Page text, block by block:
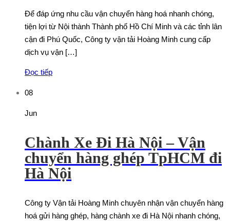
Để đáp ứng nhu cầu vận chuyển hàng hoá nhanh chóng,
tiện lợi từ Nội thành Thành phố Hồ Chí Minh và các tỉnh lân
cận đi Phú Quốc, Công ty vận tải Hoàng Minh cung cấp
dịch vụ vận […]
Đọc tiếp
08
Jun
Chành Xe Đi Hà Nội – Vận
chuyển hàng ghép TpHCM đi
Hà Nội
Công ty Vận tải Hoàng Minh chuyên nhận vận chuyển hàng
hoá gửi hàng ghép, hàng chành xe đi Hà Nội nhanh chóng,